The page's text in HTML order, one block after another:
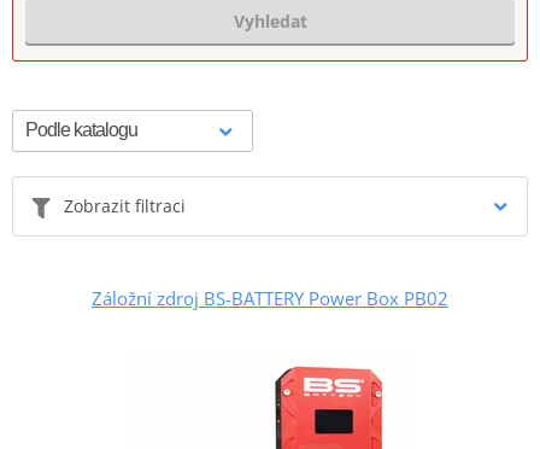
Vyhledat
Zobrazit filtraci
Záložní zdroj BS-BATTERY Power Box PB02